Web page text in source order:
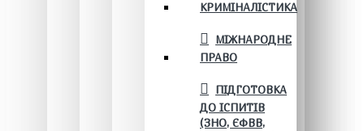
КРИМІНАЛІСТИКА
МІЖНАРОДНЕ
ПРАВО
ПІДГОТОВКА
ДО ІСПИТІВ
(ЗНО, ЄФВВ,